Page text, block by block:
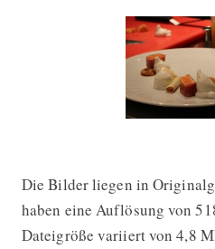
Die Bilder liegen in
haben eine Auflösung von
Dateigröße variiert von 4,8